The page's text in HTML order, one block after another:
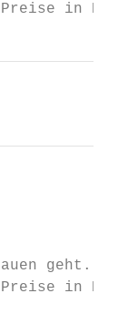
in
ums
in